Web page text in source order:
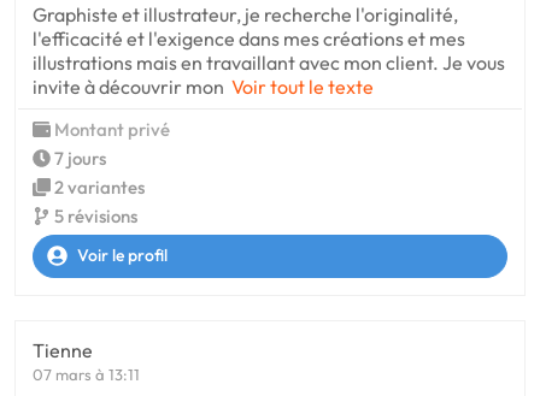
Graphiste et illustrateur, je recherche l'originalité,
l'efficacité et l'exigence dans mes créations et mes
illustrations mais en travaillant avec mon client. Je vous
invite à découvrir mon Voir tout le texte
Montant privé
7 jours
2 variantes
5 révisions
Voir le profil
Tienne
07 mars à 13:11